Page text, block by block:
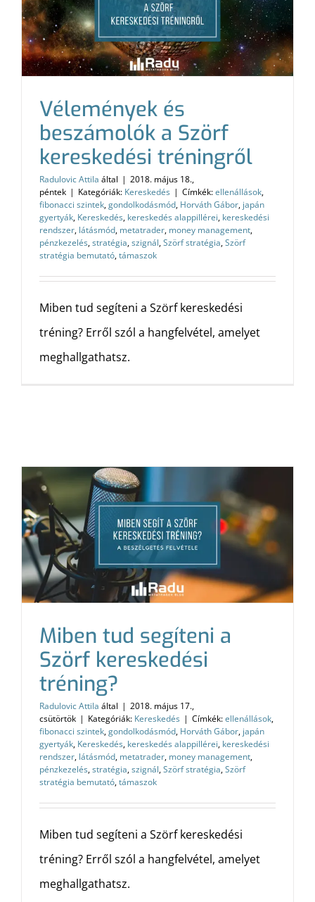
Vélemények és
beszámolók a Szörf
kereskedési tréningről
Radulovic Attila által | 2018. május 18.,
péntek | Kategóriák: Kereskedés | Címkék:ellenállások,
fibonacci szintek,gondolkodásmód, Horváth Gábor, japán
gyertyák, Kereskedés, kereskedés alappillérei, kereskedési
rendszer, látásmód, metatrader, money management,
pénzkezelés,stratégia,szignál,Szörf stratégia,Szörf
stratégia bemutató,támaszok
Miben tud segíteni a Szörf kereskedési
tréning? Erről szól a hangfelvétel, amelyet
meghallgathatsz.
Miben tud segíteni a
Szörf kereskedési
tréning?
Radulovic Attila által | 2018. május 17.,
csütörtök | Kategóriák: Kereskedés | Címkék:ellenállások,
fibonacci szintek,gondolkodásmód, Horváth Gábor, japán
gyertyák, Kereskedés, kereskedés alappillérei, kereskedési
rendszer, látásmód, metatrader, money management,
pénzkezelés,stratégia,szignál,Szörf stratégia,Szörf
stratégia bemutató,támaszok
Miben tud segíteni a Szörf kereskedési
tréning? Erről szól a hangfelvétel, amelyet
meghallgathatsz.